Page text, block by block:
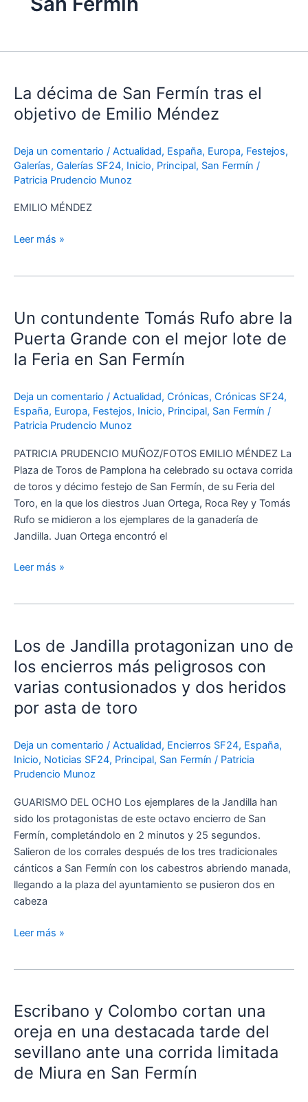
La décima de San Fermín tras el
objetivo de Emilio Méndez
Deja un comentario / Actualidad, España, Europa, Festejos,
Galerías, Galerías SF24, Inicio, Principal, San Fermín /
Patricia Prudencio Munoz
EMILIO MÉNDEZ
de
San
Fermín
el
objetivo
Emilio
Leer más »
Un contundente Tomás Rufo abre la
Puerta Grande con el mejor lote de
la Feria en San Fermín
Deja un comentario / Actualidad, Crónicas, Crónicas SF24,
España, Europa, Festejos, Inicio, Principal, San Fermín /
Patricia Prudencio Munoz
PATRICIA PRUDENCIO MUÑOZ/FOTOS EMILIO MÉNDEZ La
Plaza de Toros de Pamplona ha celebrado su octava corrida
de toros y décimo festejo de San Fermín, de su Feria del
Toro, en la que los diestros Juan Ortega, Roca Rey y Tomás
Rufo se midieron a los ejemplares de la ganadería de
Jandilla. Juan Ortega encontró el
Tomás
Rufo
abre
la
Grande
con
el
mejor
lote
de
la
Feria
en
Fermín
Leer más »
Los de Jandilla protagonizan uno de
los encierros más peligrosos con
varias contusionados y dos heridos
por asta de toro
Deja un comentario / Actualidad, Encierros SF24, España,
Inicio, Noticias SF24, Principal, San Fermín / Patricia
Prudencio Munoz
GUARISMO DEL OCHO Los ejemplares de la Jandilla han
sido los protagonistas de este octavo encierro de San
Fermín, completándolo en 2 minutos y 25 segundos.
Salieron de los corrales después de los tres tradicionales
cánticos a San Fermín con los cabestros abriendo manada,
llegando a la plaza del ayuntamiento se pusieron dos en
cabeza
Jandilla
protagonizan
de
los
más
peligrosos
con
contusionados
y
dos
heridos
por
asta
de
Leer más »
Escribano y Colombo cortan una
oreja en una destacada tarde del
sevillano ante una corrida limitada
de Miura en San Fermín
Colombo
cortan
oreja
en